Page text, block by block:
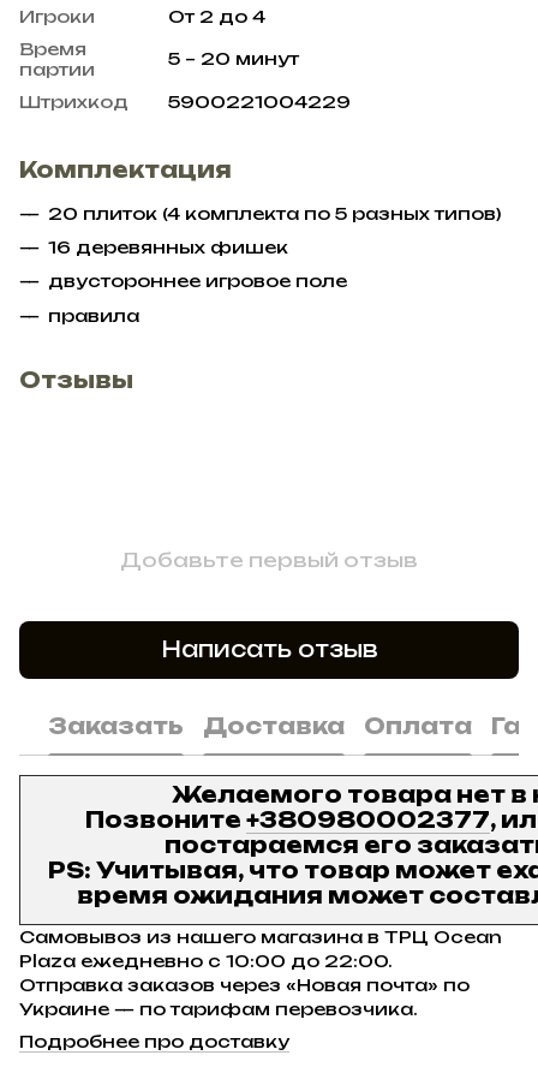
Игроки
От 2 до 4
Время
партии
5 – 20 минут
Штрихкод 5900221004229
Комплектация
20 плиток (4 комплекта по 5 разных типов)
16 деревянных фишек
двустороннее игровое поле
правила
Отзывы
Добавьте первый отзыв
Написать отзыв
Заказать Доставка Оплата
Желаемого товара нет в
Позвоните +380980002377,
постараемся его
PS: Учитывая, что товар может
время ожидания может
Самовывоз из нашего магазина в ТРЦ Ocean
Plaza ежедневно с 10:00 до 22:00.
Отправка заказов через «Новая почта» по
Украине — по тарифам перевозчика.
Подробнее про доставку